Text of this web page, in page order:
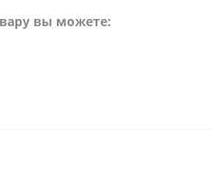
вы можете: